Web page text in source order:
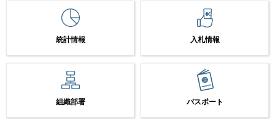
統計情報 入札情報
組織部署 パスポート